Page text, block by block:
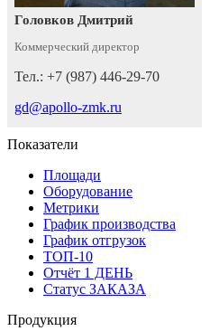
Головков Дмитрий
Коммерческий директор
Тел.: +7 (987) 446-29-70
gd@apollo-zmk.ru
Показатели
Площади
Оборудование
Метрики
График производства
График отгрузок
ТОП-10
Отчёт 1 ДЕНЬ
Статус ЗАКАЗА
Продукция